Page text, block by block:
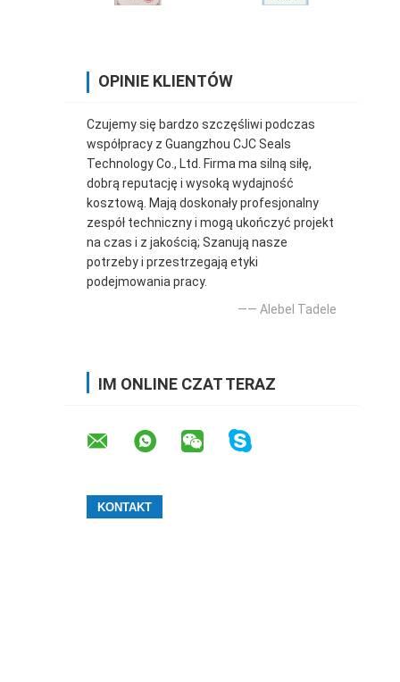
OPINIE KLIENTÓW
Czujemy się bardzo szczęśliwi podczas
współpracy z Guangzhou CJC Seals
Technology Co., Ltd. Firma ma silną siłę,
dobrą reputację i wysoką wydajność
kosztową. Mają doskonały profesjonalny
zespół techniczny i mogą ukończyć projekt
na czas i z jakością; Szanują nasze
potrzeby i przestrzegają etyki
podejmowania pracy.
—— Alebel Tadele
IM ONLINE CZAT TERAZ